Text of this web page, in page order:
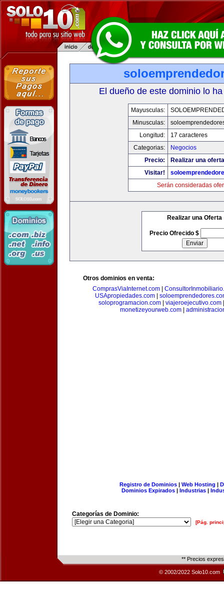
El dueño de este dominio lo
Mayusculas:
Minusculas:
Longitud:
17 caracteres
Categorias:
Negocios
Precio:
Realizar una
Visitar!
Serán consideradas
Realizar una Oferta
Precio Ofrecido $
Otros dominios en venta:
ComprasViaInternet.com
USApropiedades.com
soloprogramacion.com
viajeroejecutivo.com
monetizeyourweb.com
Registro de Dominios| Web Hosting |
Dominios Expirados | Industrias |
Categorías de Dominio:
[Pág.
** Precios
© 2002/2022 Solo10.com